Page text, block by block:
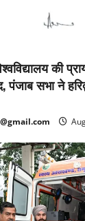
की
पंजाब सभा ने